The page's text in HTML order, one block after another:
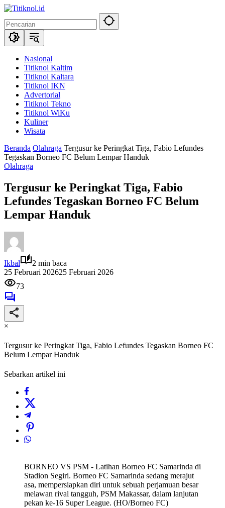
Langsung
konten
Nasional
Titiknol Kaltim
Titiknol Kaltara
Titiknol IKN
Advertorial
Titiknol Tekno
Titiknol WiKu
Kuliner
Wisata
Beranda Olahraga Tergusur ke Peringkat Tiga, Fabio Lefundes
Tegaskan Borneo FC Belum Lempar Handuk
Olahraga
Tergusur ke Peringkat Tiga, Fabio
Lefundes Tegaskan Borneo FC Belum
Lempar Handuk
Ikbal
2 min baca
25 Februari 202625 Februari 2026
73
×
Tergusur ke Peringkat Tiga, Fabio Lefundes Tegaskan Borneo FC
Belum Lempar Handuk
Sebarkan artikel ini
BORNEO VS PSM - Latihan Borneo FC Samarinda di
Stadion Segiri. Borneo FC Samarinda sedang merajut
asa, mempersiapkan diri untuk sebuah perjamuan besar
melawan rival tangguh, PSM Makassar, dalam lanjutan
pekan ke-16 Super League. (HO/Borneo FC)